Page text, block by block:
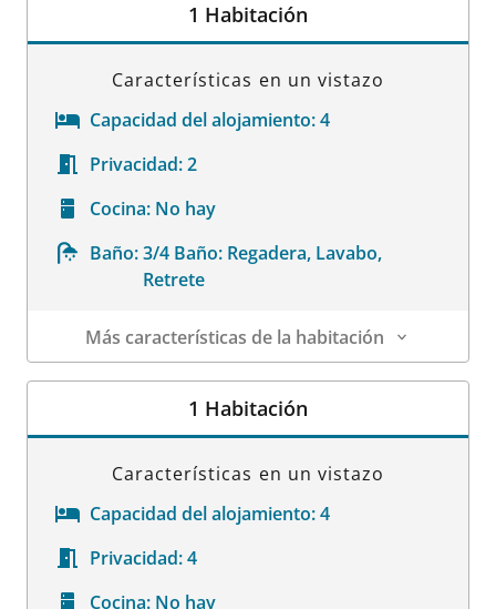
1 Habitación
Características en un vistazo
Capacidad del alojamiento:4
Privacidad:2
Cocina: No hay
Baño: 3/4 Baño: Regadera, Lavabo,
Retrete
Más características de la habitación
Datos de la habitación
1 Habitación
Características en un vistazo
Capacidad del alojamiento:4
Privacidad:4
Cocina: No hay